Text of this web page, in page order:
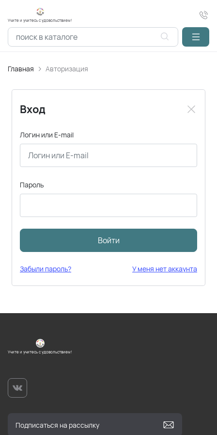
Учите и учитесь с удовольствием!
Главная Авторизация
Вход
Логин или E-mail
Пароль
Войти
Забыли пароль? У меня нет аккаунта
Учите и учитесь с удовольствием!